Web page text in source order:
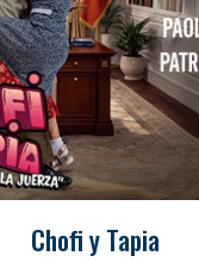
Chofi y Tapia